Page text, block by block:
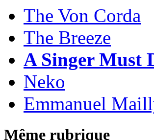
The Von Corda
The Breeze
A Singer Must
Neko
Emmanuel
Même rubrique